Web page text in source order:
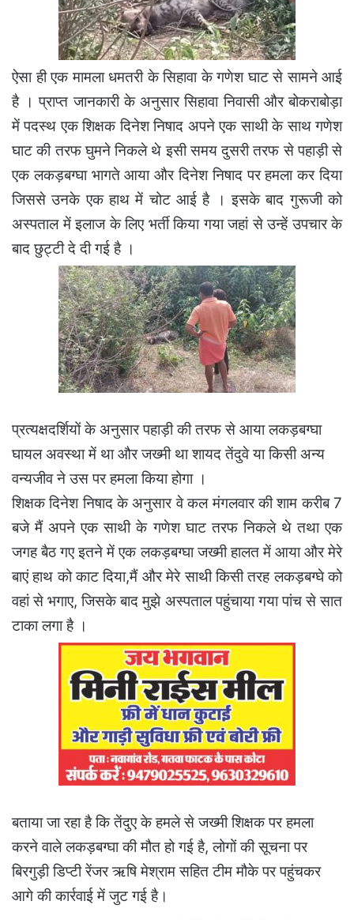
ऐसा ही एक मामला धमतरी के सिहावा के गणेश घाट से सामने आई
है । प्राप्त जानकारी के अनुसार सिहावा निवासी और बोकराबोड़ा
में पदस्थ एक शिक्षक दिनेश निषाद अपने एक साथी के साथ गणेश
घाट की तरफ घुमने निकले थे इसी समय दुसरी तरफ से पहाड़ी से
एक लकड़बग्घा भागते आया और दिनेश निषाद पर हमला कर दिया
जिससे उनके एक हाथ में चोट आई है । इसके बाद गुरूजी को
अस्पताल में इलाज के लिए भर्ती किया गया जहां से उन्हें उपचार के
बाद छुट्टी दे दी गई है ।
प्रत्यक्षदर्शियों के अनुसार पहाड़ी की तरफ से आया लकड़बग्घा
घायल अवस्था में था और जख्मी था शायद तेंदुवे या किसी अन्य
वन्यजीव ने उस पर हमला किया होगा ।
शिक्षक दिनेश निषाद के अनुसार वे कल मंगलवार की शाम करीब 7
बजे मैं अपने एक साथी के गणेश घाट तरफ निकले थे तथा एक
जगह बैठ गए इतने में एक लकड़बग्घा जख्मी हालत में आया और मेरे
बाएं हाथ को काट दिया,मैं और मेरे साथी किसी तरह लकड़बग्घे को
वहां से भगाए, जिसके बाद मुझे अस्पताल पहुंचाया गया पांच से सात
टाका लगा है ।
बताया जा रहा है कि तेंदुए के हमले से जख्मी शिक्षक पर हमला
करने वाले लकड़बग्घा की मौत हो गई है, लोगों की सूचना पर
बिरगुड़ी डिप्टी रेंजर ऋषि मेश्राम सहित टीम मौके पर पहुंचकर
आगे की कार्रवाई में जुट गई है।